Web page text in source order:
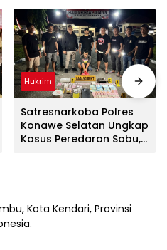
Hukrim
Satresnarkoba Polres
Konawe Selatan Ungkap
Kasus Peredaran Sabu,
Kota Kendari, Provinsi